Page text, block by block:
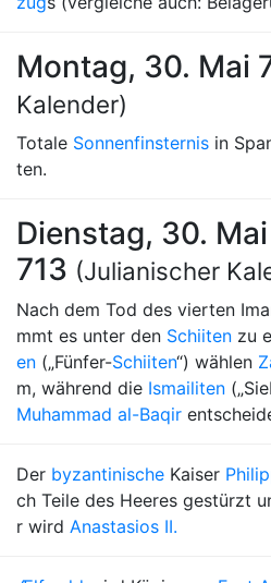
Montag, 30. Mai
Kalender)
Totale Sonnenfinsternis in
ten.
Dienstag, 30. Mai
713 (Julianischer
Nach dem Tod des vierten
mmt es unter den Schiiten zu
en („Fünfer-Schiiten“) wählen
m, während die Ismailiten
Muhammad al-Baqir
Der byzantinische Kaiser
ch Teile des Heeres gestürzt
r wird Anastasios II.